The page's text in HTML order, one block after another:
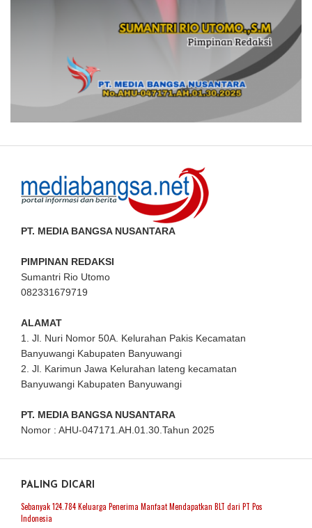
PT. MEDIA BANGSA NUSANTARA
PIMPINAN REDAKSI
Sumantri Rio Utomo
082331679719
ALAMAT
1. Jl. Nuri Nomor 50A. Kelurahan Pakis Kecamatan
Banyuwangi Kabupaten Banyuwangi
2. Jl. Karimun Jawa Kelurahan lateng kecamatan
Banyuwangi Kabupaten Banyuwangi
PT. MEDIA BANGSA NUSANTARA
Nomor : AHU-047171.AH.01.30.Tahun 2025
PALING DICARI
Sebanyak 124.784 Keluarga Penerima Manfaat Mendapatkan BLT dari PT Pos
Indonesia